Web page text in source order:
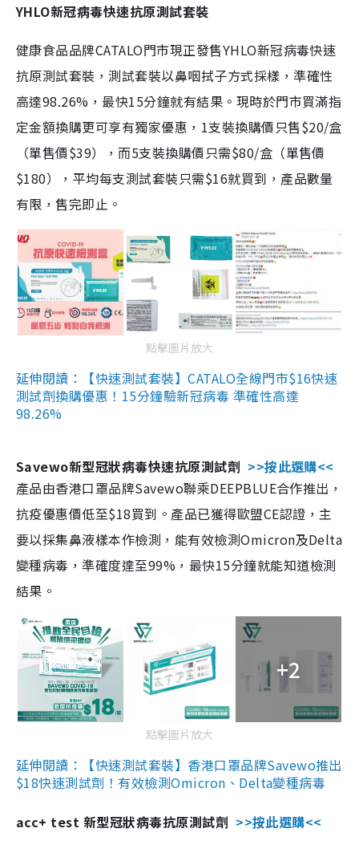
YHLO新冠病毒快速抗原測試套裝
健康食品品牌CATALO門市現正發售YHLO新冠病毒快速
抗原測試套裝，測試套裝以鼻咽拭子方式採樣，準確性
高達98.26%，最快15分鐘就有結果。現時於門市買滿指
定金額換購更可享有獨家優惠，1支裝換購價只售$20/盒
（單售價$39），而5支裝換購價只需$80/盒（單售價
$180），平均每支測試套裝只需$16就買到，產品數量
有限，售完即止。
點擊圖片放大
延伸閱讀：【快速測試套裝】CATALO全線門市$16快速
測試劑換購優惠！15分鐘驗新冠病毒 準確性高達
98.26%
Savewo新型冠狀病毒快速抗原測試劑 >>按此選購<<
產品由香港口罩品牌Savewo聯乘DEEPBLUE合作推出，
抗疫優惠價低至$18買到。產品已獲得歐盟CE認證，主
要以採集鼻液樣本作檢測，能有效檢測Omicron及Delta
變種病毒，準確度達至99%，最快15分鐘就能知道檢測
結果。
+2
點擊圖片放大
延伸閱讀：【快速測試套裝】香港口罩品牌Savewo推出
$18快速測試劑！有效檢測Omicron、Delta變種病毒
acc+ test 新型冠狀病毒抗原測試劑 >>按此選購<<